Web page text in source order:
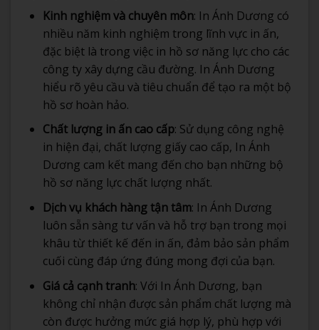
Kinh nghiệm và chuyên môn: In Ánh Dương có
nhiều năm kinh nghiệm trong lĩnh vực in ấn,
đặc biệt là trong việc in hồ sơ năng lực cho các
công ty xây dựng cầu đường. In Ánh Dương
hiểu rõ yêu cầu và tiêu chuẩn để tạo ra một bộ
hồ sơ hoàn hảo.
Chất lượng in ấn cao cấp: Sử dụng công nghệ
in hiện đại, chất lượng giấy cao cấp, In Ánh
Dương cam kết mang đến cho bạn những bộ
hồ sơ năng lực chất lượng nhất.
Dịch vụ khách hàng tận tâm: In Ánh Dương
luôn sẵn sàng tư vấn và hỗ trợ bạn trong mọi
khâu từ thiết kế đến in ấn, đảm bảo sản phẩm
cuối cùng đáp ứng đúng mong đợi của bạn.
Giá cả cạnh tranh: Với In Ánh Dương, bạn
không chỉ nhận được sản phẩm chất lượng mà
còn được hưởng mức giá hợp lý, phù hợp với